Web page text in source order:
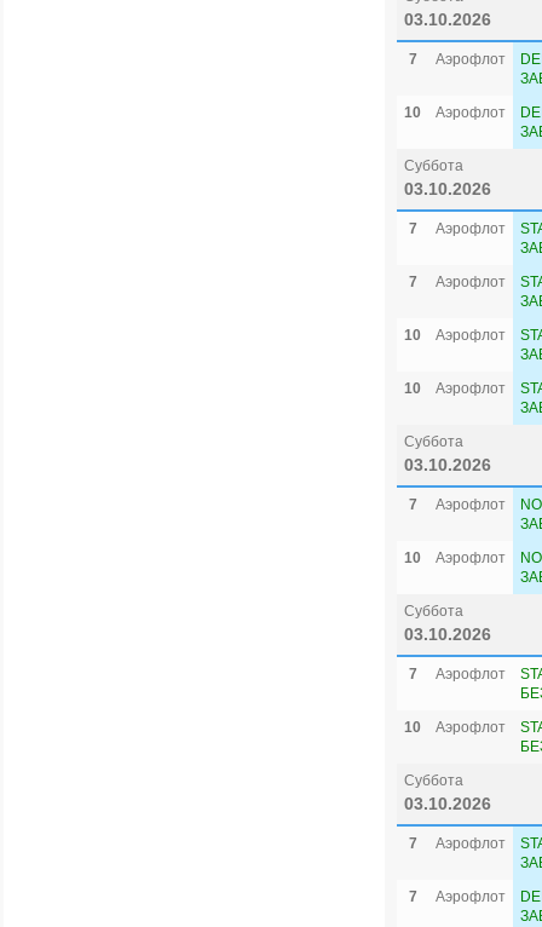
03.10.2026
7 Аэрофлот
10
Аэрофлот
Суббота
03.10.2026
7 Аэрофлот
7
Аэрофлот
10
Аэрофлот
10
Аэрофлот
Суббота
03.10.2026
7 Аэрофлот
10
Аэрофлот
Суббота
03.10.2026
7 Аэрофлот
10
Аэрофлот
Суббота
03.10.2026
7 Аэрофлот
7
Аэрофлот